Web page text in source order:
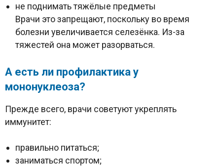
не поднимать тяжёлые предметы
Врачи это запрещают, поскольку во время
болезни увеличивается селезёнка. Из-за
тяжестей она может разорваться.
А есть ли профилактика у
мононуклеоза?
Прежде всего, врачи советуют укреплять
иммунитет:
правильно питаться;
заниматься спортом;